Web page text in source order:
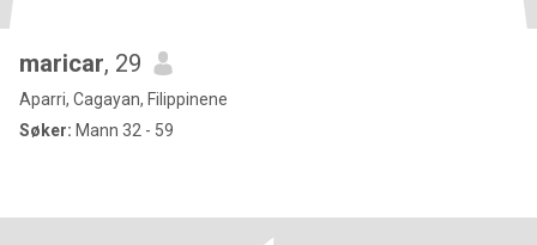
maricar, 29
Aparri, Cagayan, Filippinene
Søker: Mann 32 - 59